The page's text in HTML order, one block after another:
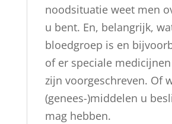
noodsituatie weet men
u bent. En, belangrijk,
bloedgroep is en
of er speciale
zijn voorgeschreven. Of
(genees-)middelen u
mag hebben.